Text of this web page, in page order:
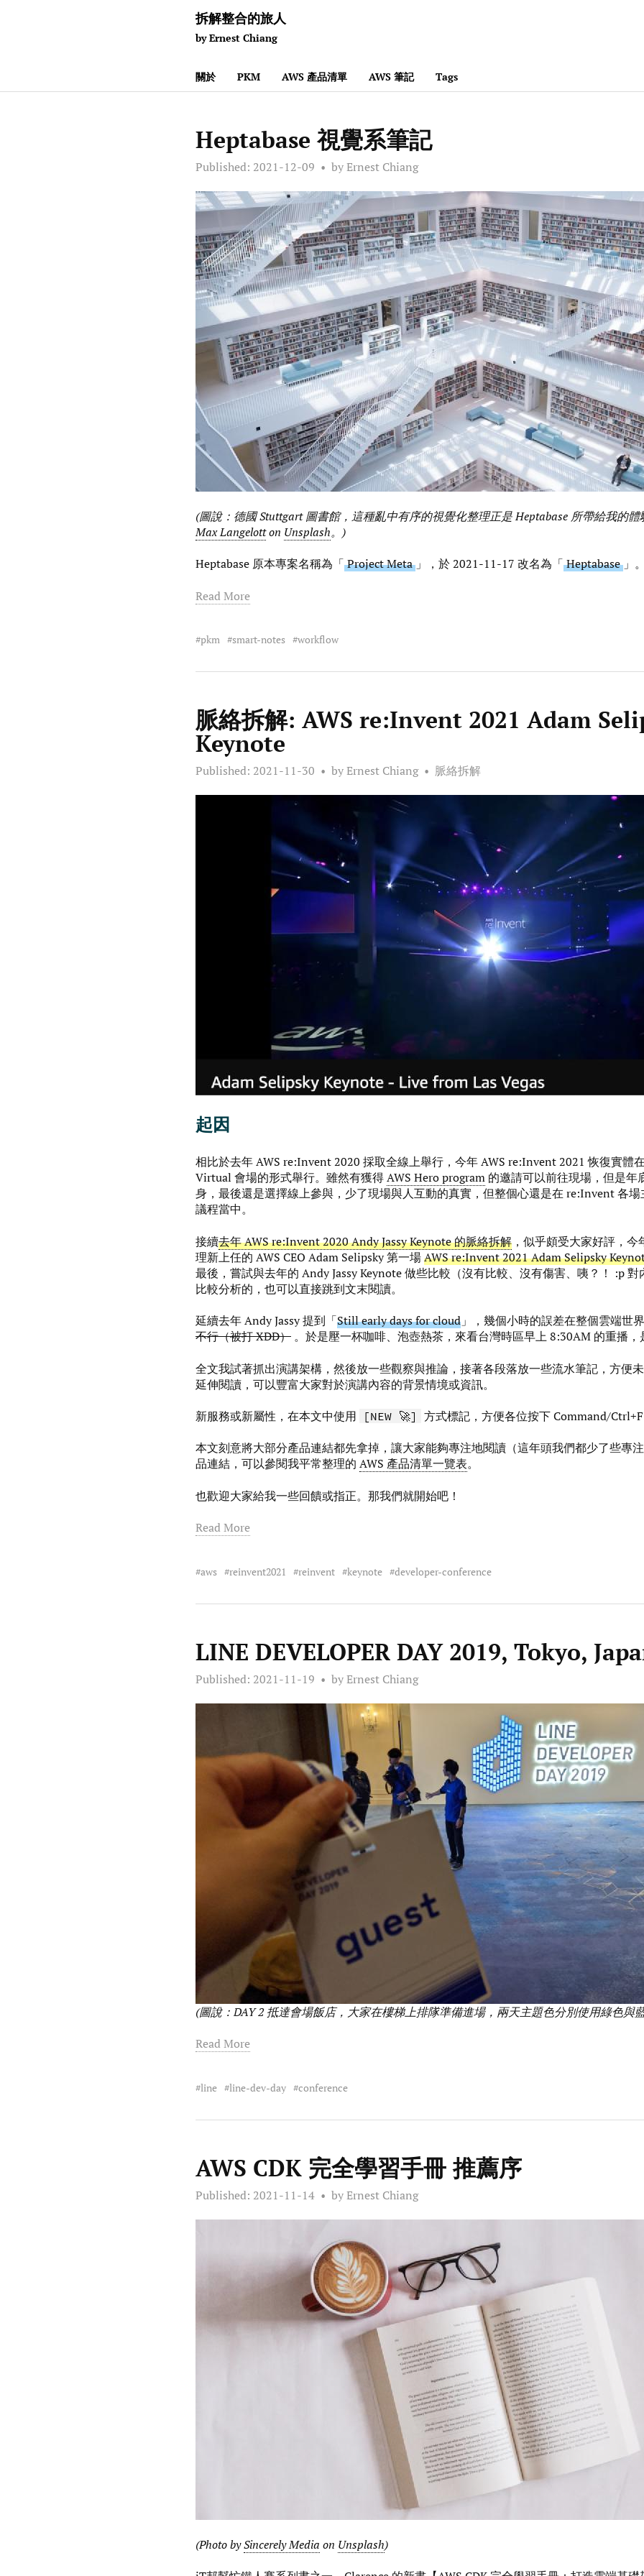
拆解整合的旅人
by Ernest Chiang
關於 PKM AWS 產品清單 AWS 筆記 Tags
Heptabase 視覺系筆記
Published: 2021-12-09 by Ernest Chiang
(圖說：德國 Stuttgart 圖書館，這種亂中有序的視覺化整理正是 Heptabase 所帶給我的體
Max Langelotton Unsplash。)
Heptabase 原本專案名稱為「Project Meta 」，於 2021-11-17 改名為「Heptabase 」
Read More
pkm smart-notes workflow
脈絡拆解: AWS re:Invent 2021 Adam
Keynote
Published: 2021-11-30 by Ernest Chiang 脈絡拆解
起因
相比於去年 AWS re:Invent 2020 採取全線上舉行，今年 AWS re:Invent 2021 恢復實體
Virtual 會場的形式舉行。雖然有獲得AWS Hero program 的邀請可以前往現場，但是年
身，最後還是選擇線上參與，少了現場與人互動的真實，但整個心還是在 re:Invent 各
議程當中。
接續去年 AWS re:Invent 2020 Andy Jassy Keynote 的脈絡拆解 ，似乎頗受大家好評，
理新上任的 AWS CEO Adam Selipsky 第一場AWS re:Invent 2021 Adam Selipsky
最後，嘗試與去年的 Andy Jassy Keynote 做些比較（沒有比較、沒有傷害、咦？！ :p
比較分析的，也可以直接跳到文末閱讀。
延續去年 Andy Jassy 提到「Still early days for cloud 」，幾個小時的誤差在整個雲端世
不行（被打 XDD） 。於是壓一杯咖啡、泡壺熱茶，來看台灣時區早上 8:30AM 的重播
全文我試著抓出演講架構，然後放一些觀察與推論，接著各段落放一些流水筆記，方便
延伸閱讀，可以豐富大家對於演講內容的背景情境或資訊。
新服務或新屬性，在本文中使用 [NEW 🚀] 方式標記，方便各位按下 Command/
本文刻意將大部分產品連結都先拿掉，讓大家能夠專注地閱讀（這年頭我們都少了些專
品連結，可以參閱我平常整理的 AWS 產品清單一覽表。
也歡迎大家給我一些回饋或指正。那我們就開始吧！
Read More
aws reinvent2021 reinvent keynote developer-conference
LINE DEVELOPER DAY 2019, Tokyo,
Published: 2021-11-19 by Ernest Chiang
(圖說：DAY 2 抵達會場飯店，大家在樓梯上排隊準備進場，兩天主題色分別使用綠色與
Read More
line line-dev-day conference
AWS CDK 完全學習手冊 推薦序
Published: 2021-11-14 by Ernest Chiang
(Photo bySincerely Media on Unsplash)